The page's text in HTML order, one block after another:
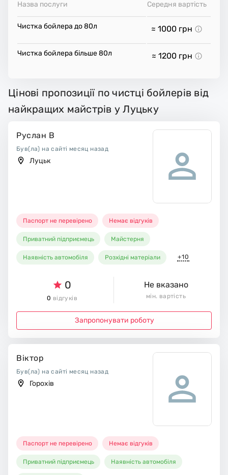
Назва послуги Середня вартість
Чистка бойлера до 80л ≈ 1000 грн
Чистка бойлера більше 80л ≈ 1200 грн
Цінові пропозиції по чистці бойлерів від
найкращих майстрів у Луцьку
Руслан В
Був(ла) на сайті месяц назад
Луцьк
Паспорт не перевірено Немає відгуків
Приватний підприємець Майстерня
Наявність автомобіля Розхідні матеріали +10
0
0 відгуків
Не вказано
мін. вартість
Запропонувати роботу
Віктор
Був(ла) на сайті месяц назад
Горохів
Паспорт не перевірено Немає відгуків
Приватний підприємець Наявність автомобіля